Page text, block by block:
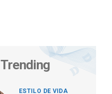
Trending
ESTILO DE VIDA